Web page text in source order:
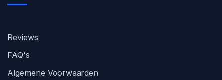
Reviews
FAQ's
Algemene Voorwaarden